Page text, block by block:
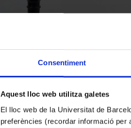
Consentiment
Aquest lloc web utilitza galetes
El lloc web de la Universitat de
preferències (recordar informació per